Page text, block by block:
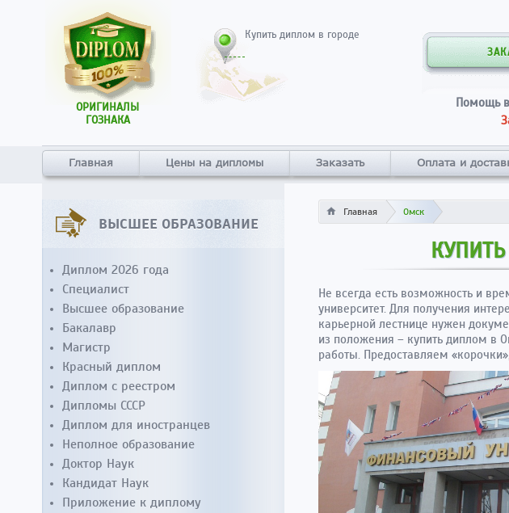
ОРИГИНАЛЫ
ГОЗНАКА
Купить диплом в городе
Помощь в
Главная Цены на дипломы Заказать Оплата и
Главная Омск
Не всегда есть возможность и
университет. Для получения
карьерной лестнице нужен
из положения – купить диплом в
работы. Предоставляем
ВЫСШЕЕ ОБРАЗОВАНИЕ
Диплом 2026 года
Специалист
Высшее образование
Бакалавр
Магистр
Красный диплом
Диплом с реестром
Дипломы СССР
Диплом для иностранцев
Неполное образование
Доктор Наук
Кандидат Наук
Приложение к диплому